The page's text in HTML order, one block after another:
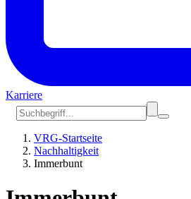
Karriere
VRG-Startseite
Nachhaltigkeit
Immerbunt